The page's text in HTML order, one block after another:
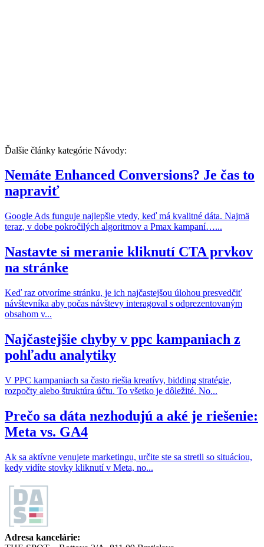
Ďalšie články kategórie Návody:
Nemáte Enhanced Conversions? Je čas to
napraviť
Google Ads funguje najlepšie vtedy, keď má kvalitné dáta. Najmä
teraz, v dobe pokročilých algoritmov a Pmax kampaní…...
Nastavte si meranie kliknutí CTA prvkov
na stránke
Keď raz otvoríme stránku, je ich najčastejšou úlohou presvedčiť
návštevníka aby počas návštevy interagoval s odprezentovaným
obsahom v...
Najčastejšie chyby v ppc kampaniach z
pohľadu analytiky
V PPC kampaniach sa často riešia kreatívy, bidding stratégie,
rozpočty alebo štruktúra účtu. To všetko je dôležité. No...
Prečo sa dáta nezhodujú a aké je riešenie:
Meta vs. GA4
Ak sa aktívne venujete marketingu, určite ste sa stretli so situáciou,
kedy vidíte stovky kliknutí v Meta, no...
Adresa kancelárie: